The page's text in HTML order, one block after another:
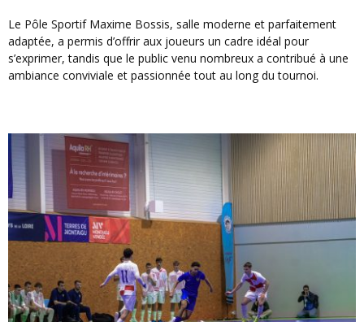
Le Pôle Sportif Maxime Bossis, salle moderne et parfaitement
adaptée, a permis d’offrir aux joueurs un cadre idéal pour
s’exprimer, tandis que le public venu nombreux a contribué à une
ambiance conviviale et passionnée tout au long du tournoi.